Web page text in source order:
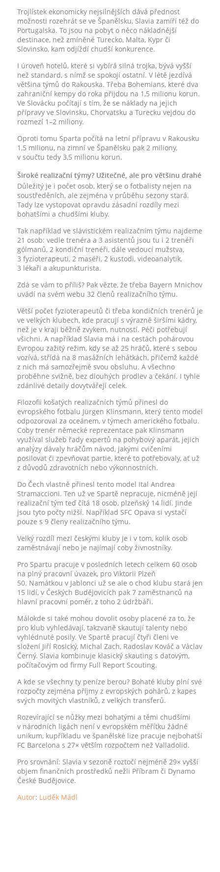
Trojlístek ekonomicky nejsilnějších dává přednost
možnosti rozehrát se ve Španělsku, Slavia zamíří též do
Portugalska. To jsou na pobyt o něco nákladnější
destinace, než zmíněné Turecko, Malta, Kypr či
Slovinsko, kam odjíždí chudší konkurence.
I úroveň hotelů, které si vybírá silná trojka, bývá vyšší
než standard, s nímž se spokojí ostatní. V létě jezdívá
většina týmů do Rakouska. Třeba Bohemians, které dva
zahraniční kempy do roka přijdou na 1,5 milionu korun.
Ve Slovácku počítají s tím, že se náklady na jejich
přípravy ve Slovinsku, Chorvatsku a Turecku vejdou do
rozmezí 1–2 miliony.
Oproti tomu Sparta počítá na letní přípravu v Rakousku
1,5 milionu, na zimní ve Španělsku pak 2 miliony,
v součtu tedy 3,5 milionu korun.
Široké realizační týmy? Užitečné, ale pro většinu drahé
Důležitý je i počet osob, který se o fotbalisty nejen na
soustředěních, ale zejména v průběhu sezony stará.
Tady lze vystopovat opravdu zásadní rozdíly mezi
bohatšími a chudšími kluby.
Tak například ve slávistickém realizačním týmu najdeme
21 osob: vedle trenéra a 3 asistentů jsou tu i 2 trenéři
gólmanů, 2 kondiční trenéři, dále vedoucí mužstva,
3 fyzioterapeuti, 2 maséři, 2 kustodi, videoanalytik,
3 lékaři a akupunkturista.
Zdá se vám to příliš? Pak vězte, že třeba Bayern Mnichov
uvádí na svém webu 32 členů realizačního týmu.
Větší počet fyzioterapeutů či třeba kondičních trenérů je
ve velkých klubech, kde pracují s výrazně širšími kádry,
než je v kraji běžně zvykem, nutností. Péči potřebují
všichni. A například Slavia má i na cestách pohárovou
Evropou zažitý režim, kdy se až 25 hráčů, které s sebou
vozívá, střídá na 8 masážních lehátkách, přičemž každé
z nich má samozřejmě svou obsluhu. A všechno
proběhne svižně, bez dlouhých prodlev a čekání. I tyhle
zdánlivé detaily dovytvářejí celek.
Filozofii košatých realizačních týmů přinesl do
evropského fotbalu Jürgen Klinsmann, který tento model
odpozoroval za oceánem, v týmech amerického fotbalu.
Coby trenér německé reprezentace pak Klinsmann
využíval služeb řady expertů na pohybový aparát, jejich
analýzy dávaly hráčům návod, jakými cvičeními
posilovat či zpevňovat partie, které to potřebovaly, ať už
z důvodů zdravotních nebo výkonnostních.
Do Čech vlastně přinesl tento model Ital Andrea
Stramaccioni. Ten už ve Spartě nepracuje, nicméně její
realizační tým teď čítá 18 osob, plzeňský 14 lidí. Jinde
jsou tyto počty nižší. Například SFC Opava si vystačí
pouze s 9 členy realizačního týmu.
Velký rozdíl mezi českými kluby je i v tom, kolik osob
zaměstnávají nebo je najímají coby živnostníky.
Pro Spartu pracuje v posledních letech celkem 60 osob
na plný pracovní úvazek, pro Viktorii Plzeň
50. Namátkou v Jablonci už se ale o chod klubu stará jen
15 lidí, v Českých Budějovicích pak 7 zaměstnanců na
hlavní pracovní poměr, z toho 2 údržbáři.
Málokde si také mohou dovolit osoby placené za to, že
pro klub vyhledávají, takzvaně skautují talenty nebo
vyhlédnuté posily. Ve Spartě pracují čtyři členi ve
složení Jiří Rosický, Michal Zach, Radoslav Kováč a Václav
Černý. Slavia kombinuje klasický skauting s datovým,
počítačovým od firmy Full Report Scouting.
A kde se všechny ty peníze berou? Bohaté kluby plní své
rozpočty zejména příjmy z evropských pohárů, z kapes
svých movitých vlastníků, z velkých transferů.
Rozevírající se nůžky mezi bohatými a těmi chudšími
v národních ligách není v evropském měřítku žádné
unikum, kupříkladu ve španělské lize pracuje nejbohatší
FC Barcelona s 27× větším rozpočtem než Valladolid.
Pro srovnání: Slavia v sezoně roztočí nejméně 29× vyšší
objem finančních prostředků nežli Příbram či Dynamo
České Budějovice.
Autor: Luděk Mádl